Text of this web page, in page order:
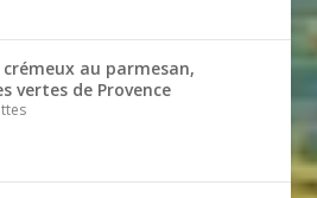
au parmesan,
vertes de Provence